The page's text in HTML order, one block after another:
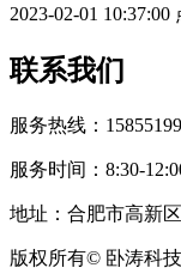
2023-02-01 10:37:00
联系我们
服务热线：
服务时间：8:30-
地址：合肥市高新
版权所有© 卧涛科